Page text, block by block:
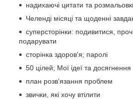
надихаючі цитати та
Челенді місяці та щоденні
суперсторінки: подивитися,
подарувати
сторінка здоров'я; паролі
50 цілей; Мої ідеї та досягнення
план розв'язання проблем
звички, які хочу втілити